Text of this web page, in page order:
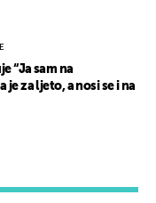
“Ja sam na
je za ljeto, a nosi se i na